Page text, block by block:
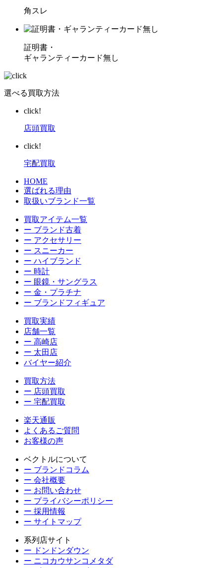
角スレ
証明書・
ギャランティーカード無し
選べる買取方法
click!
店頭買取
click!
宅配買取
HOME
選ばれる理由
取扱いブランド一覧
買取アイテム一覧
ー ブランド古着
ー アクセサリー
ー スニーカー
ー ハイブランド
ー 時計
ー 眼鏡・サングラス
ー 金・プラチナ
ー ブランドフィギュア
買取実績
店舗一覧
ー 高崎店
ー 太田店
バイヤー紹介
買取方法
ー 店頭買取
ー 宅配買取
楽天通販
よくあるご質問
お客様の声
ベクトルについて
ー ブランドコラム
ー 会社概要
ー お問い合わせ
ー プライバシーポリシー
ー 採用情報
ー サイトマップ
系列店サイト
ー ドンドンダウン
ー ニコカウサンコメタダ